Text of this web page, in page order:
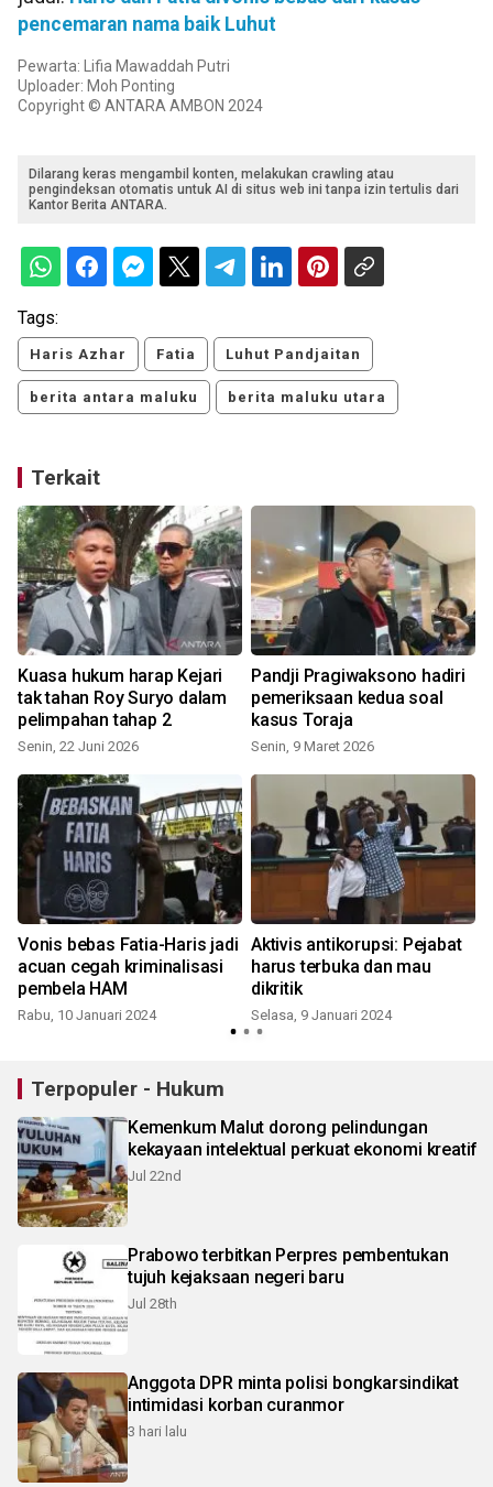
pencemaran nama baik Luhut
Pewarta: Lifia Mawaddah Putri
Uploader: Moh Ponting
Copyright © ANTARA AMBON 2024
Dilarang keras mengambil konten, melakukan crawling atau
pengindeksan otomatis untuk AI di situs web ini tanpa izin tertulis dari
Kantor Berita ANTARA.
Tags:
Haris Azhar Fatia Luhut Pandjaitan
berita antara maluku berita maluku utara
Terkait
Kuasa hukum harap Kejari
tak tahan Roy Suryo dalam
pelimpahan tahap 2
Senin, 22 Juni 2026
Pandji Pragiwaksono hadiri
pemeriksaan kedua soal
kasus Toraja
Senin, 9 Maret 2026
Vonis bebas Fatia-Haris jadi
acuan cegah kriminalisasi
pembela HAM
Rabu, 10 Januari 2024
Aktivis antikorupsi: Pejabat
harus terbuka dan mau
dikritik
Selasa, 9 Januari 2024
Terpopuler - Hukum
Kemenkum Malut dorong pelindungan
kekayaan intelektual perkuat ekonomi kreatif
Jul 22nd
Prabowo terbitkan Perpres pembentukan
tujuh kejaksaan negeri baru
Jul 28th
Anggota DPR minta polisi bongkarsindikat
intimidasi korban curanmor
3 hari lalu